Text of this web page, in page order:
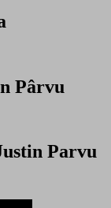
Pârvu
Parvu